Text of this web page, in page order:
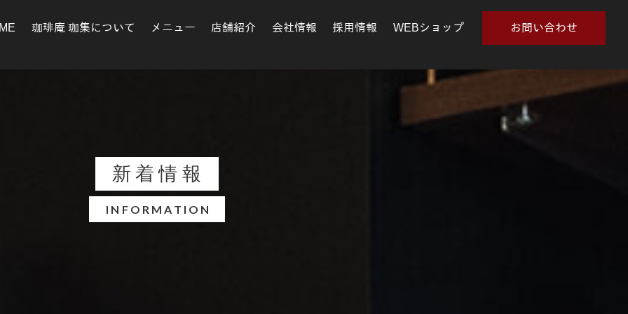
珈琲庵 珈集について メニュー 店舗紹介 会社情報 採用情報 WEBショップ お問い合わせ
新着情報
INFORMATION